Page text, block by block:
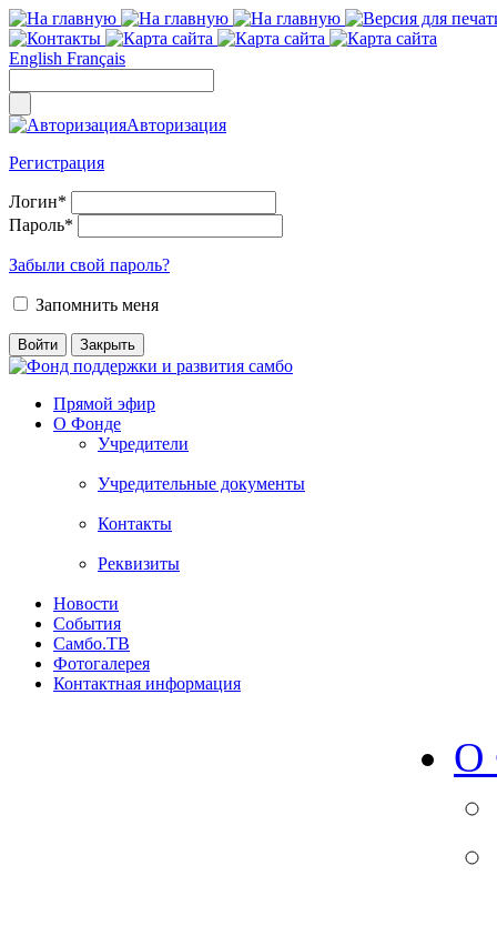
English Français
Авторизация
Регистрация
Логин*
Пароль*
Забыли свой пароль?
Запомнить меня
Прямой эфир
О Фонде
Учредители
Учредительные документы
Контакты
Реквизиты
Новости
События
Самбо.ТВ
Фотогалерея
Контактная информация
О